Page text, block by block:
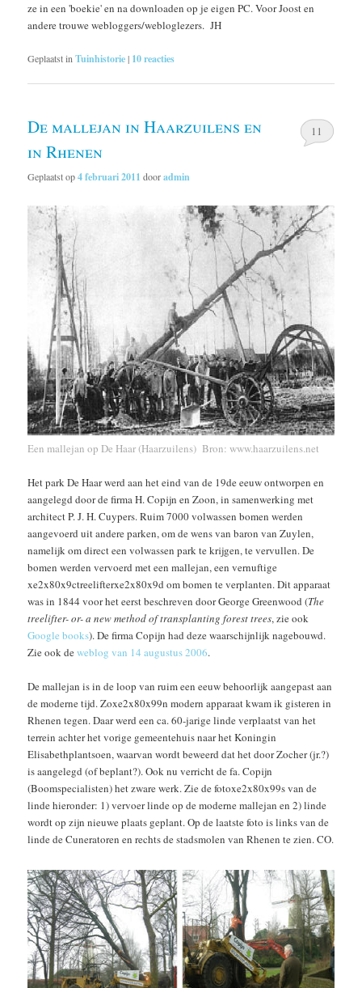
ze in een 'boekie' en na downloaden op je eigen PC. Voor Joost en
andere trouwe webloggers/webloglezers. JH
Geplaatst inTuinhistorie| 10reacties
De mallejan in Haarzuilens en
in Rhenen
Geplaatst op4 februari 2011 dooradmin
11
Een mallejan op De Haar (Haarzuilens) Bron: www.haarzuilens.net
Het park De Haar werd aan het eind van de 19de eeuw ontworpen en
aangelegd door de firma H. Copijn en Zoon, in samenwerking met
architect P. J. H. Cuypers. Ruim 7000 volwassen bomen werden
aangevoerd uit andere parken, om de wens van baron van Zuylen,
namelijk om direct een volwassen park te krijgen, te vervullen. De
bomen werden vervoerd met een mallejan, een vernuftige
xe2x80x9ctreelifterxe2x80x9d om bomen te verplanten. Dit apparaat
was in 1844 voor het eerst beschreven door George Greenwood (The
treelifter- or- a new method of transplanting forest trees, zie ook
Google books). De firma Copijn had deze waarschijnlijk nagebouwd.
Zie ook deweblog van 14 augustus 2006.
De mallejan is in de loop van ruim een eeuw behoorlijk aangepast aan
de moderne tijd. Zoxe2x80x99n modern apparaat kwam ik gisteren in
Rhenen tegen. Daar werd een ca. 60-jarige linde verplaatst van het
terrein achter het vorige gemeentehuis naar het Koningin
Elisabethplantsoen, waarvan wordt beweerd dat het door Zocher (jr.?)
is aangelegd (of beplant?). Ook nu verricht de fa. Copijn
(Boomspecialisten) het zware werk. Zie de fotoxe2x80x99s van de
linde hieronder: 1) vervoer linde op de moderne mallejan en 2) linde
wordt op zijn nieuwe plaats geplant. Op de laatste foto is links van de
linde de Cuneratoren en rechts de stadsmolen van Rhenen te zien. CO.